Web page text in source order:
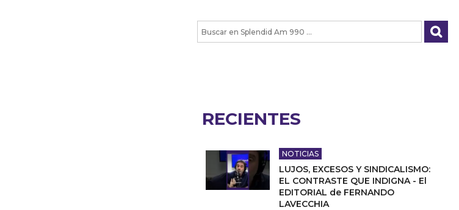
RECIENTES
NOTICIAS
LUJOS, EXCESOS Y SINDICALISMO:
EL CONTRASTE QUE INDIGNA - El
EDITORIAL de FERNANDO
LAVECCHIA